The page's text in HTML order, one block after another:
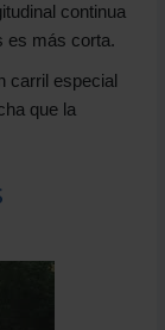
continua
es más corta.
carril especial
que la